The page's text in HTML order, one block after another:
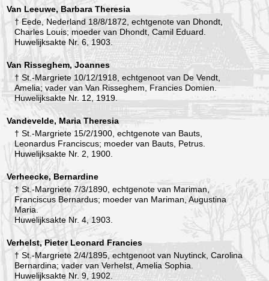
Van Leeuwe, Barbara Theresia
† Eede, Nederland 18/8/1872, echtgenote van Dhondt,
Charles Louis; moeder van Dhondt, Camil Eduard.
Huwelijksakte Nr. 6, 1903.
Van Risseghem, Joannes
† St.-Margriete 10/12/1918, echtgenoot van De Vendt,
Amelia; vader van Van Risseghem, Francies Domien.
Huwelijksakte Nr. 12, 1919.
Vandevelde, Maria Theresia
† St.-Margriete 15/2/1900, echtgenote van Bauts,
Leonardus Franciscus; moeder van Bauts, Petrus.
Huwelijksakte Nr. 2, 1900.
Verheecke, Bernardine
† St.-Margriete 7/3/1890, echtgenote van Mariman,
Franciscus Bernardus; moeder van Mariman, Augustina
Maria.
Huwelijksakte Nr. 4, 1903.
Verhelst, Pieter Leonard Francies
† St.-Margriete 2/4/1895, echtgenoot van Nuytinck, Carolina
Bernardina; vader van Verhelst, Amelia Sophia.
Huwelijksakte Nr. 9, 1902.